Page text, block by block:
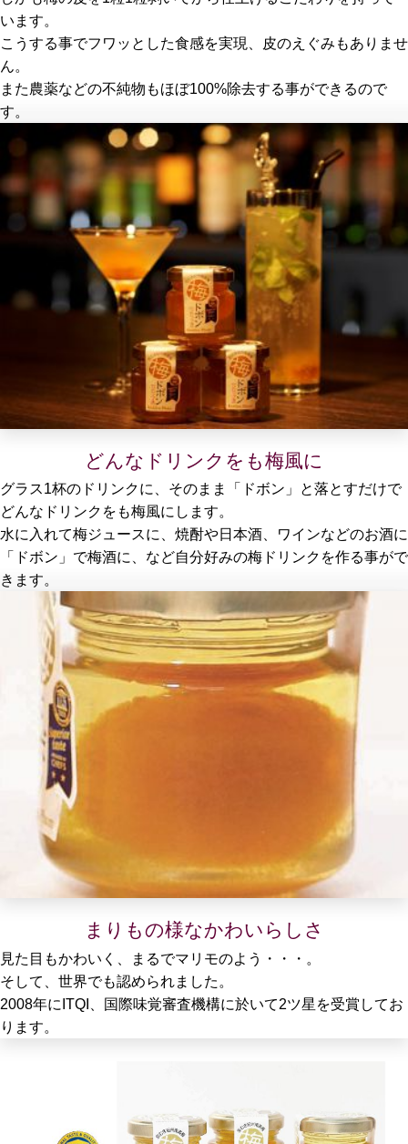
います。
こうする事でフワッとした食感を実現、皮のえぐみもありませ
ん。
また農薬などの不純物もほぼ100%除去する事ができるので
す。
どんなドリンクをも梅風に
グラス1杯のドリンクに、そのまま「ドボン」と落とすだけで
どんなドリンクをも梅風にします。
水に入れて梅ジュースに、焼酎や日本酒、ワインなどのお酒に
「ドボン」で梅酒に、など自分好みの梅ドリンクを作る事がで
きます。
まりもの様なかわいらしさ
見た目もかわいく、まるでマリモのよう・・・。
そして、世界でも認められました。
2008年にITQI、国際味覚審査機構に於いて2ツ星を受賞してお
ります。